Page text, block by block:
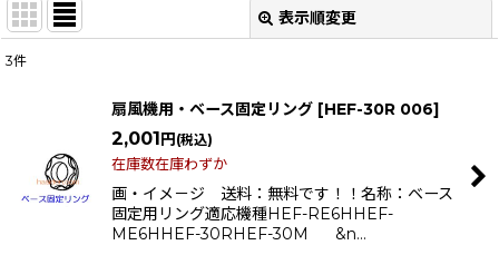
表示順変更
並び順:
絞り込む
3件
扇風機用・ベース固定リング [HEF-30R 006]
2,001円 (税込)
在庫数在庫わずか
画・イメ－ジ 送料：無料です！！名称：ベース
固定用リング適応機種HEF-RE6HHEF-
ME6HHEF-30RHEF-30M &n…